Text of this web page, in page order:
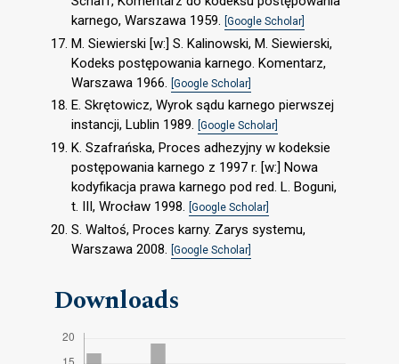
karnego, Warszawa 1959. [Google Scholar]
M. Siewierski [w:] S. Kalinowski, M. Siewierski,
Kodeks postępowania karnego. Komentarz,
Warszawa 1966.
[Google Scholar]
E. Skrętowicz, Wyrok sądu karnego pierwszej
instancji, Lublin 1989. [Google Scholar]
K. Szafrańska, Proces adhezyjny w kodeksie
postępowania karnego z 1997 r. [w:] Nowa
kodyfikacja prawa karnego pod red. L. Boguni,
t. III, Wrocław 1998. [Google Scholar]
S. Waltoś, Proces karny. Zarys systemu,
Warszawa 2008. [Google Scholar]
Downloads